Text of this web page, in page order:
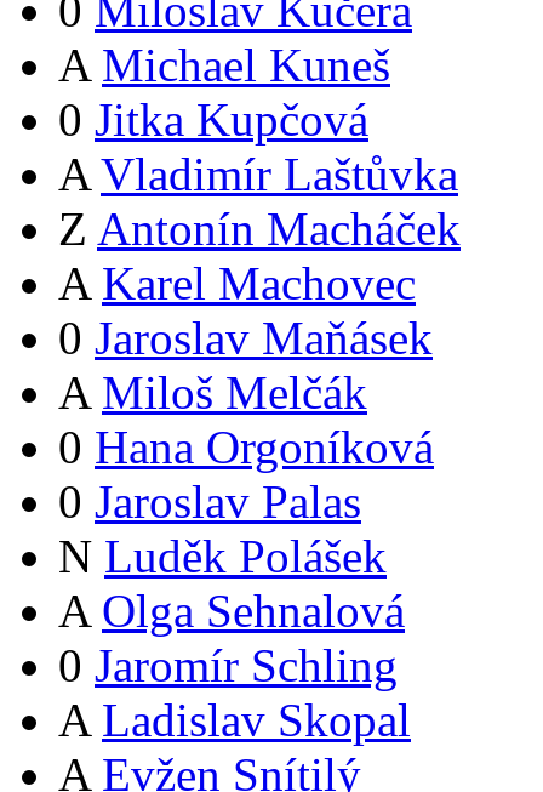
0 Miloslav Kučera
A Michael Kuneš
0 Jitka Kupčová
A Vladimír Laštůvka
Z Antonín Macháček
A Karel Machovec
0 Jaroslav Maňásek
A Miloš Melčák
0 Hana Orgoníková
0 Jaroslav Palas
N Luděk Polášek
A Olga Sehnalová
0 Jaromír Schling
A Ladislav Skopal
A Evžen Snítilý